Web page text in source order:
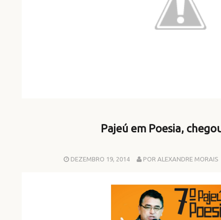
Pajeú em Poesia,
DEZEMBRO 19, 2014 POR ALEXANDRE MORAIS